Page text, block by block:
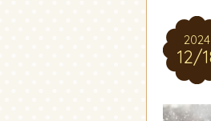
2024
12/
2024
12/